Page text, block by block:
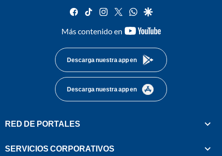
facebook
tiktok instagram
twitterwhatsapp
google
Más contenido en
youtube-
Descarga nuestra app en
Descarga nuestra app en
RED DE PORTALES
SERVICIOS CORPORATIVOS